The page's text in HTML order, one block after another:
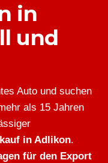
in
und
Auto und suchen
als 15 Jahren
in Adlikon.
für den Export